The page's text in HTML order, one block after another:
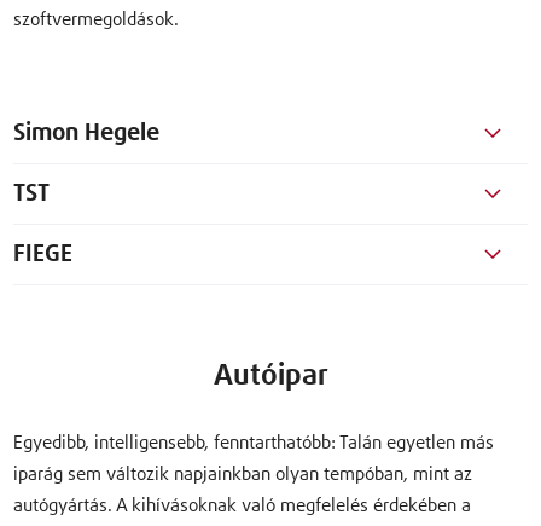
szoftvermegoldások.
Simon Hegele
TST
FIEGE
Autóipar
Egyedibb, intelligensebb, fenntarthatóbb: Talán egyetlen más
iparág sem változik napjainkban olyan tempóban, mint az
autógyártás. A kihívásoknak való megfelelés érdekében a